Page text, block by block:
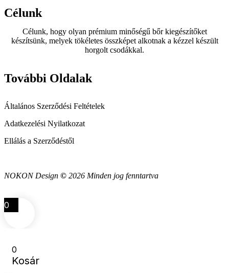
Célunk
Célunk, hogy olyan prémium minőségű bőr kiegészítőket
készítsünk, melyek tökéletes összképet alkotnak a kézzel készült
horgolt csodákkal.
További Oldalak
Általános Szerződési Feltételek
Adatkezelési Nyilatkozat
Ellálás a Szerződéstől
NOKON Design © 2026 Minden jog fenntartva
0
0
Kosár